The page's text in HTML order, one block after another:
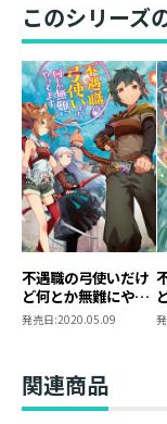
モンスターを撃破
弓使いは不遇職に
いく。
けれども、唯一の
なから注目され
彼の願いとは裏腹
り、最新のボスを
いっそうトップ
夢見がち弓使いの
ー！
著者について
ノリで生きてる人
駄目だ。
このシリーズ
不遇職の弓使いだけ
ど何とか無難にやっ
てます
発売日:2020.05.09
関連商品